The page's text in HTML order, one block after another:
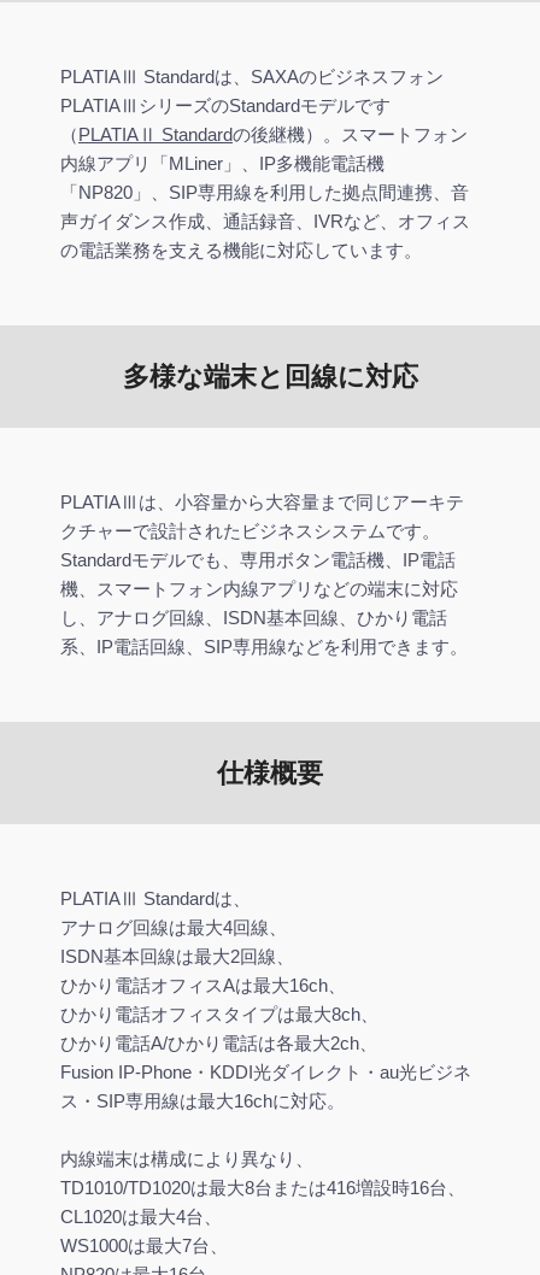
PLATIAⅢ Standardは、SAXAのビジネスフォン
PLATIAⅢシリーズのStandardモデルです
（PLATIAⅡ Standardの後継機）。スマートフォン
内線アプリ「MLiner」、IP多機能電話機
「NP820」、SIP専用線を利用した拠点間連携、音
声ガイダンス作成、通話録音、IVRなど、オフィス
の電話業務を支える機能に対応しています。
多様な端末と回線に対応
PLATIAⅢは、小容量から大容量まで同じアーキテ
クチャーで設計されたビジネスシステムです。
Standardモデルでも、専用ボタン電話機、IP電話
機、スマートフォン内線アプリなどの端末に対応
し、アナログ回線、ISDN基本回線、ひかり電話
系、IP電話回線、SIP専用線などを利用できます。
仕様概要
PLATIAⅢ Standardは、
アナログ回線は最大4回線、
ISDN基本回線は最大2回線、
ひかり電話オフィスAは最大16ch、
ひかり電話オフィスタイプは最大8ch、
ひかり電話A/ひかり電話は各最大2ch、
Fusion IP-Phone・KDDI光ダイレクト・au光ビジネ
ス・SIP専用線は最大16chに対応。
内線端末は構成により異なり、
TD1010/TD1020は最大8台または416増設時16台、
CL1020は最大4台、
WS1000は最大7台、